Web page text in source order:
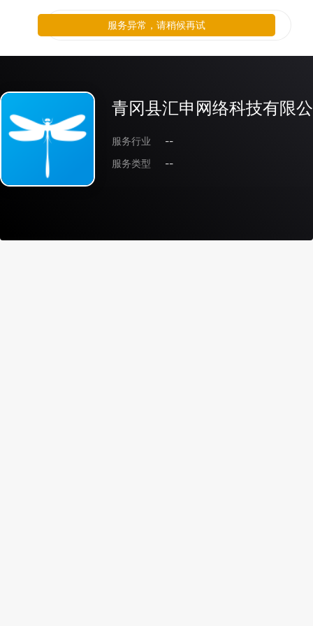
青冈县汇申网络科技有限
服务行业
--
服务类型
--
服务异常，请稍候再试